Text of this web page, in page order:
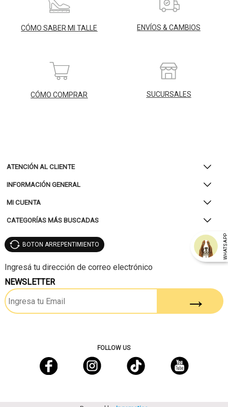
CÓMO SABER MI TALLE ENVÍOS & CAMBIOS
CÓMO COMPRAR SUCURSALES
ATENCIÓN AL CLIENTE
INFORMACIÓN GENERAL
MI CUENTA
CATEGORÍAS MÁS BUSCADAS
WHATSAPP
BOTON ARREPENTIMIENTO
NEWSLETTER
FOLLOW US